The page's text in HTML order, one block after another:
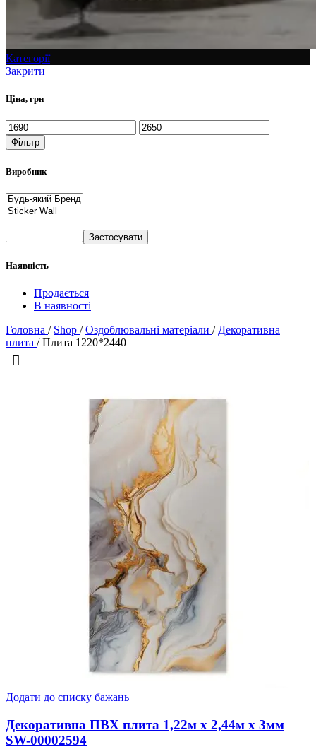
Категорії
Закрити
Ціна, грн
Фільтр
Виробник
Застосувати
Наявність
Продається
В наявності
Головна / Shop / Оздоблювальні матеріали / Декоративна
плита / Плита 1220*2440
Додати до списку бажань
Декоративна ПВХ плита 1,22м х 2,44м х 3мм
SW-00002594